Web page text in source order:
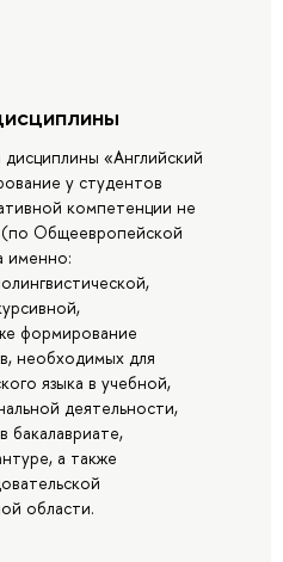
«Английский
у студентов
компетенции не
Общеевропейской
именно:
формирование
необходимых для
языка в учебной,
деятельности,
бакалавриате,
а также
области.